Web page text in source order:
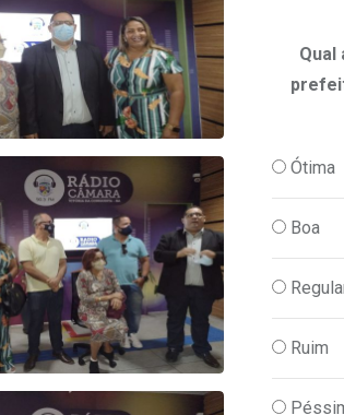
Qual
Ótima
Boa
Ruim